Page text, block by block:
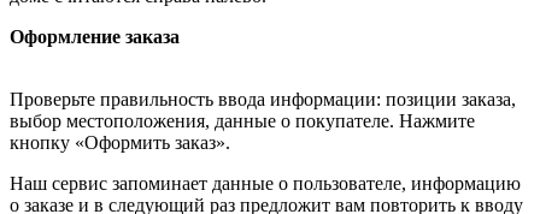
Оформление заказа
Проверьте правильность ввода информации: позиции заказа,
выбор местоположения, данные о покупателе. Нажмите
кнопку «Оформить заказ».
Наш сервис запоминает данные о пользователе, информацию
о заказе и в следующий раз предложит вам повторить к вводу